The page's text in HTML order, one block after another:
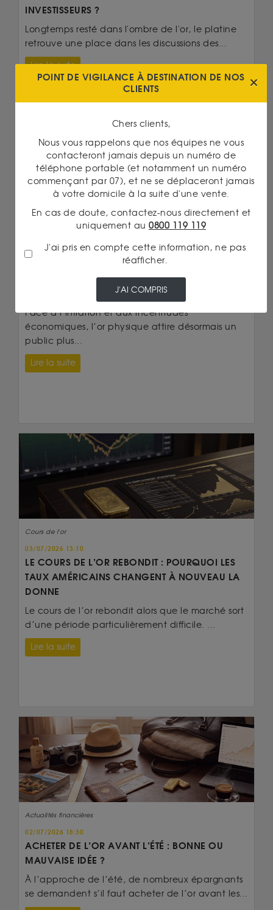
INVESTISSEURS ?
Longtemps resté dans l'ombre de l'or, le platine
retrouve une place dans les discussions des...
Lire la suite
Informations clients
KARA : RENDRE L’OR PHYSIQUE ACCESSIBLE À
UNE NOUVELLE GÉNÉRATION D’ÉPARGNANTS
Face à l’inflation et aux incertitudes
économiques, l’or physique attire désormais un
public plus...
Lire la suite
Cours de l'or
03/07/2026 13:10
LE COURS DE L’OR REBONDIT : POURQUOI LES
TAUX AMÉRICAINS CHANGENT À NOUVEAU LA
DONNE
Le cours de l’or rebondit alors que le marché sort
d’une période particulièrement difficile. ...
Lire la suite
Actualités financières
02/07/2026 18:30
ACHETER DE L’OR AVANT L’ÉTÉ : BONNE OU
MAUVAISE IDÉE ?
À l’approche de l’été, de nombreux épargnants
se demandent s’il faut acheter de l’or avant les...
POINT DE VIGILANCE À DESTINATION DE NOS
CLIENTS
Chers clients,
Nous vous rappelons que nos équipes ne vous
contacteront jamais depuis un numéro de
téléphone portable (et notamment un numéro
commençant par 07), et ne se déplaceront jamais
à votre domicile à la suite d'une vente.
En cas de doute, contactez-nous directement et
uniquement au 0800 119 119
J'ai pris en compte cette information, ne pas
réafficher.
J'AI COMPRIS